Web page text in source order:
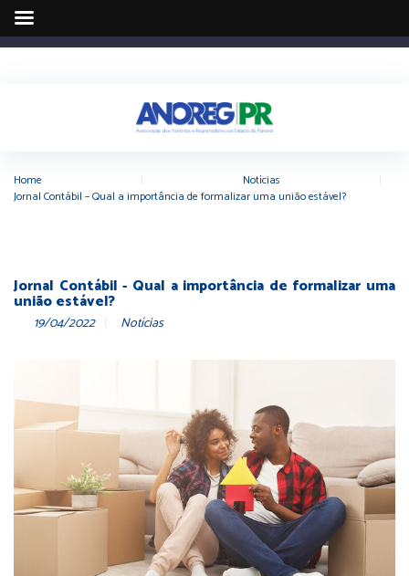
Home Notícias
Jornal Contábil – Qual a importância de formalizar uma união estável?
Jornal Contábil - Qual a importância de formalizar uma
união estável?
19/04/2022 Notícias